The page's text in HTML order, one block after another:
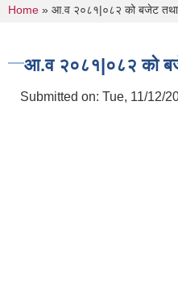
You are here
Home » आ.व २०८१|०८२ को बजेट तथा
आ.व २०८१|०८२ को
Submitted on: Tue, 11/12/